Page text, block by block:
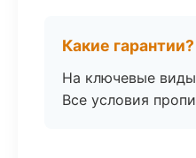
Какие гарантии?
На ключевые
Все условия